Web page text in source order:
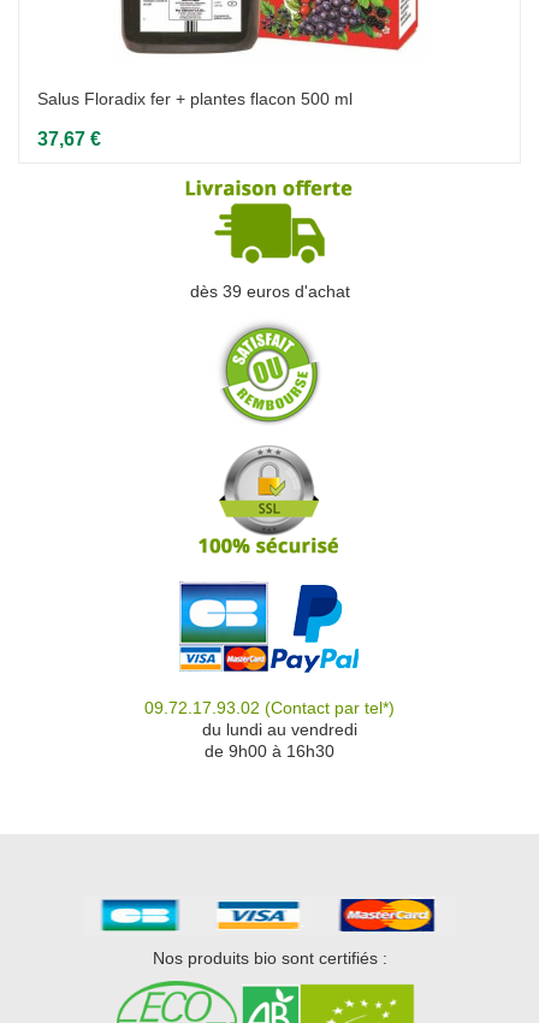
Salus Floradix fer + plantes flacon 500 ml
37,67 €
dès 39 euros d'achat
09.72.17.93.02 (Contact par tel*)
du lundi au vendredi
de 9h00 à 16h30
Nos produits bio sont certifiés :